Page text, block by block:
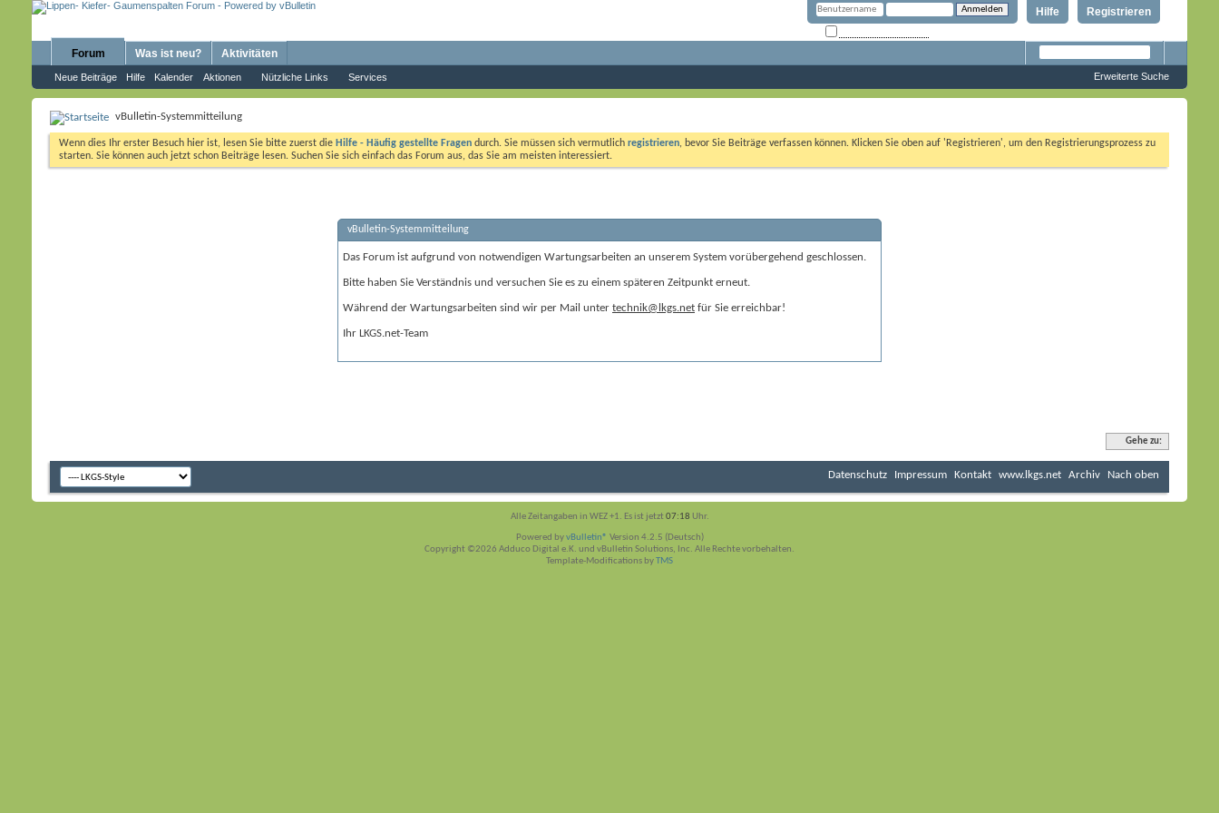
Registrieren
Hilfe
Forum
Neue Beiträge Hilfe Kalender Aktionen Nützliche Links Services
Was ist neu? Aktivitäten
Erweiterte Suche
vBulletin-Systemmitteilung
Wenn dies Ihr erster Besuch hier ist, lesen Sie bitte zuerst die Hilfe - Häufig gestellte Fragen durch. Sie müssen sich vermutlich registrieren, bevor Sie Beiträge verfassen können. Klicken Sie oben auf 'Registrieren', um den Registrierungsprozess zu
starten. Sie können auch jetzt schon Beiträge lesen. Suchen Sie sich einfach das Forum aus, das Sie am meisten interessiert.
vBulletin-Systemmitteilung
Das Forum ist aufgrund von notwendigen Wartungsarbeiten an unserem System vorübergehend geschlossen.
Bitte haben Sie Verständnis und versuchen Sie es zu einem späteren Zeitpunkt erneut.
Während der Wartungsarbeiten sind wir per Mail unter technik@lkgs.net für Sie erreichbar!
Ihr LKGS.net-Team
Gehe zu:
Datenschutz Impressum Kontakt www.lkgs.net Archiv Nach oben
Alle Zeitangaben in WEZ +1. Es ist jetzt07:18 Uhr.
Powered byvBulletin® Version 4.2.5 (Deutsch)
Copyright ©2026 Adduco Digital e.K. und vBulletin Solutions, Inc. Alle Rechte vorbehalten.
Template-Modifications byTMS